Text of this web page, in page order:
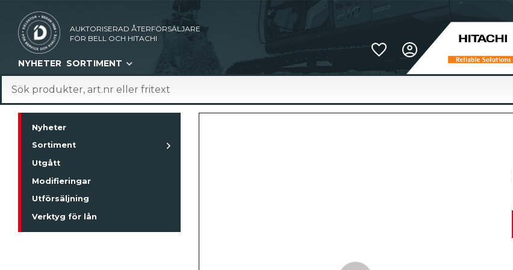
AUKTORISERAD ÅTERFÖRSÄLJARE
FÖR BELL OCH HITACHI
Favoriter
NYHETER SORTIMENT
Nyheter
Sortiment
Utgått
Modifieringar
Utförsäljning
Verktyg för lån